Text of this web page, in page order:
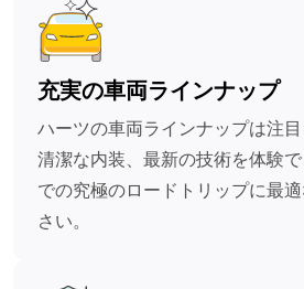
充実の車両ラインナップ
ハーツの車両ラインナップは注目
清潔な内装、最新の技術を体験
での究極のロードトリップに最
さい。